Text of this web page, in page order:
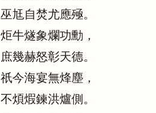
巫尪自焚尤應殛。
炬牛燧象爛功勳，
庶幾赫怒彰天德。
祇今海宴無烽塵，
不煩煆鍊洪爐側。